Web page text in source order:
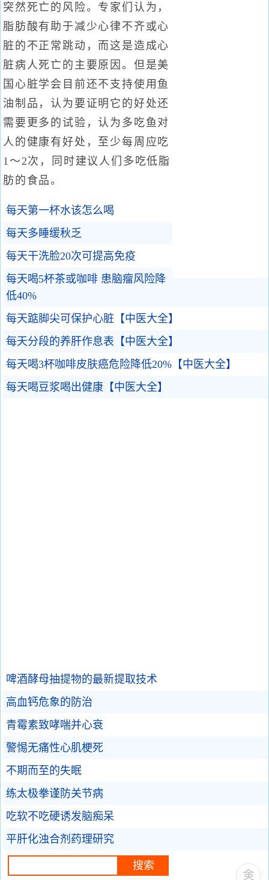
突然死亡的风险。专家们认为，
脂肪酸有助于减少心律不齐或心
脏的不正常跳动，而这是造成心
脏病人死亡的主要原因。但是美
国心脏学会目前还不支持使用鱼
油制品，认为要证明它的好处还
需要更多的试验，认为多吃鱼对
人的健康有好处，至少每周应吃
1～2次，同时建议人们多吃低脂
肪的食品。
每天第一杯水该怎么喝
每天多睡缓秋乏
每天干洗脸20次可提高免疫
每天喝5杯茶或咖啡 患脑瘤风险降
低40%
每天踮脚尖可保护心脏【中医大全】
每天分段的养肝作息表【中医大全】
每天喝3杯咖啡皮肤癌危险降低20%【中医大全】
每天喝豆浆喝出健康【中医大全】
啤酒酵母抽提物的最新提取技术
高血钙危象的防治
青霉素致哮喘并心衰
警惕无痛性心肌梗死
不期而至的失眠
练太极拳谨防关节病
吃软不吃硬诱发脑痴呆
平肝化浊合剂药理研究